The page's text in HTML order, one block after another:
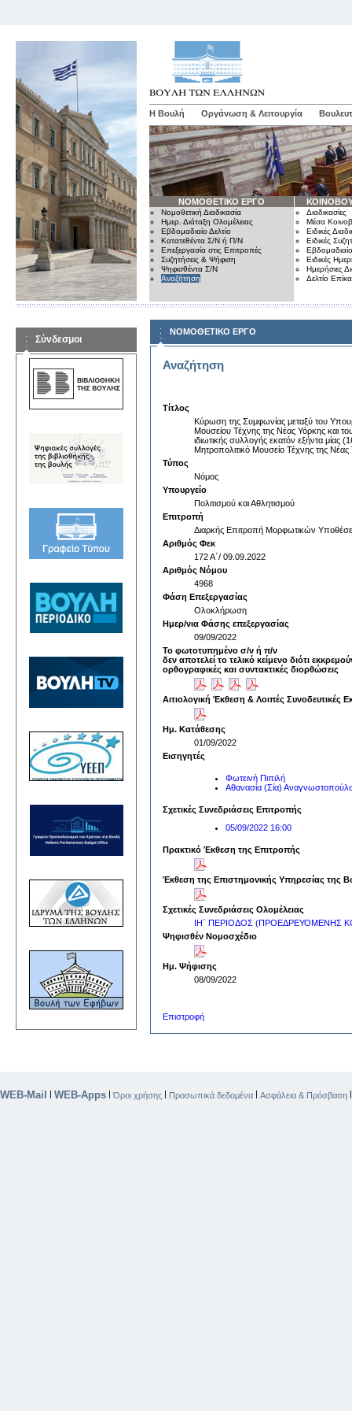
Η Βουλή Οργάνωση & Λειτουργία
ΝΟΜΟΘΕΤΙΚΟ ΕΡΓΟ
Νομοθετική Διαδικασία
Ημερ. Διάταξη Ολομέλειας
Εβδομαδιαίο Δελτίο
Κατατεθέντα Σ/Ν ή Π/Ν
Επεξεργασία στις Επιτροπές
Συζητήσεις & Ψήφιση
Ψηφισθέντα Σ/Ν
Αναζήτηση
Διαδικασίες
Μέσα
Ειδικές
Ειδικές
Εβδομαδιαίο
Ειδικές
Ημερήσιες
Δελτίο
Σύνδεσμοι
ΝΟΜΟΘΕΤΙΚΟ ΕΡΓΟ
Αναζήτηση
Τίτλος
Κύρωση της Συμφωνίας μεταξύ του
Μουσείου Τέχνης της Νέας Υόρκης και
ιδιωτικής συλλογής εκατόν εξήντα μίας
Μητροπολιτικό Μουσείο Τέχνης της Νέας
Τύπος
Νόμος
Υπουργείο
Πολιτισμού και Αθλητισμού
Επιτροπή
Διαρκής Επιτροπή Μορφωτικών
Αριθμός Φεκ
172 Α΄/ 09.09.2022
Αριθμός Νόμου
4968
Φάση Επεξεργασίας
Ολοκλήρωση
Ημερ/νια Φάσης επεξεργασίας
09/09/2022
Το φωτοτυπημένο σ/ν ή π/ν
δεν αποτελεί το τελικό κείμενο διότι
ορθογραφικές και συντακτικές διορθώσεις
Αιτιολογική Έκθεση & Λοιπές Συνοδευτικές
Ημ. Κατάθεσης
01/09/2022
Εισηγητές
Φωτεινή Πιπιλή
Αθανασία (Σία)
Σχετικές Συνεδριάσεις Επιτροπής
05/09/2022 16:00
Πρακτικό Έκθεση της Επιτροπής
Έκθεση της Επιστημονικής Υπηρεσίας της
Σχετικές Συνεδριάσεις Ολομέλειας
ΙΗ΄ ΠΕΡΙΟΔΟΣ (ΠΡΟΕΔΡΕΥΟΜΕΝΗΣ
Ψηφισθέν Νομοσχέδιο
Ημ. Ψήφισης
08/09/2022
Επιστροφή
WEB-Mail | WEB-Apps |Όροι χρήσης | Προσωπικά δεδομένα | Ασφάλεια & Πρόσβαση